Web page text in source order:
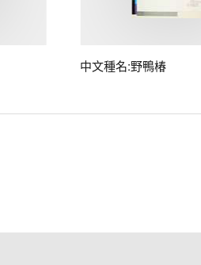
中文種名:野鴨椿